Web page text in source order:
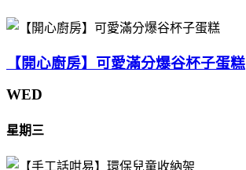
【開心廚房】可愛滿分爆谷杯子蛋糕
WED
星期三